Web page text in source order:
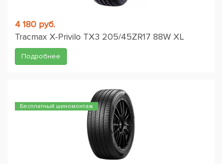
4 180 руб.
Tracmax X-Privilo TX3 205/45ZR17 88W XL
Подробнее
Бесплатный шиномонтаж